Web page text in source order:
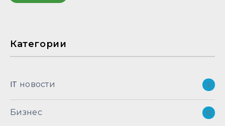
Категории
IT новости 2
Бизнес 12